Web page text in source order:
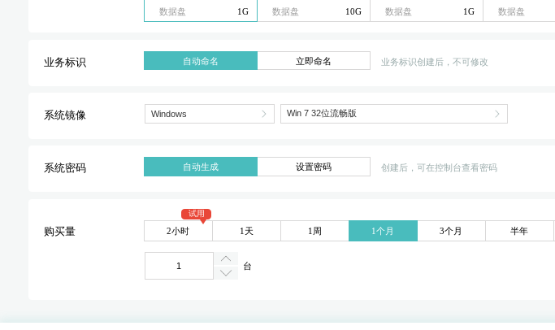
数据盘
1G
数据盘
10G
数据盘
1G
数据盘
业务标识 自动命名 立即命名 业务标识创建后，不可修改
系统镜像
系统密码 自动生成 设置密码 创建后，可在控制台查看密码
购买量 2小时
试用
1天 1周 1个月 3个月 半年
台